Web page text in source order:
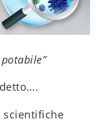
scientifiche